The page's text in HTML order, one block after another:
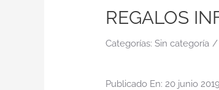
REGALOS
Categorías: Sin categoría /
Publicado En: 20 junio 2019